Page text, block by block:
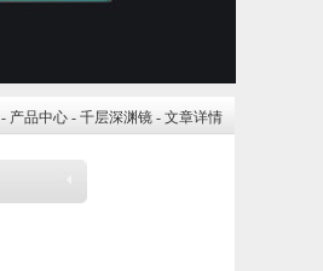
- 产品中心 - 千层深渊镜 - 文章详情